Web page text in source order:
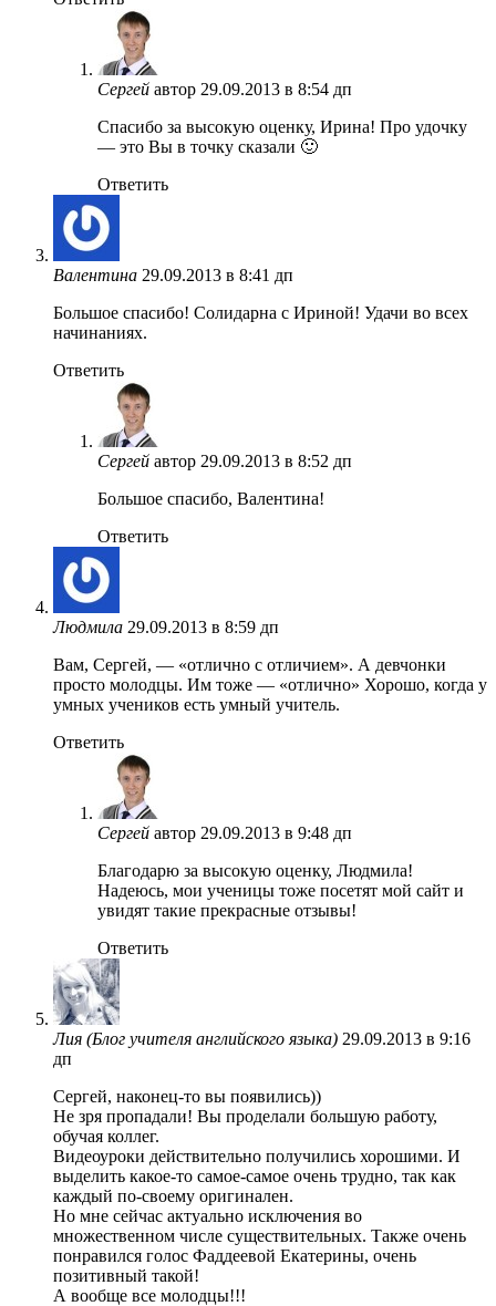
Сергей автор 29.09.2013 в 8:54 дп
Спасибо за высокую оценку, Ирина! Про удочку
— это Вы в точку сказали 🙂
Ответить
Валентина 29.09.2013 в 8:41 дп
Большое спасибо! Солидарна с Ириной! Удачи во всех
начинаниях.
Ответить
Сергей автор 29.09.2013 в 8:52 дп
Большое спасибо, Валентина!
Ответить
Людмила 29.09.2013 в 8:59 дп
Вам, Сергей, — «отлично с отличием». А девчонки
просто молодцы. Им тоже — «отлично» Хорошо, когда у
умных учеников есть умный учитель.
Ответить
Сергей автор 29.09.2013 в 9:48 дп
Благодарю за высокую оценку, Людмила!
Надеюсь, мои ученицы тоже посетят мой сайт и
увидят такие прекрасные отзывы!
Ответить
Лия (Блог учителя английского языка) 29.09.2013 в 9:16
дп
Сергей, наконец-то вы появились))
Не зря пропадали! Вы проделали большую работу,
обучая коллег.
Видеоуроки действительно получились хорошими. И
выделить какое-то самое-самое очень трудно, так как
каждый по-своему оригинален.
Но мне сейчас актуально исключения во
множественном числе существительных. Также очень
понравился голос Фаддеевой Екатерины, очень
позитивный такой!
А вообще все молодцы!!!